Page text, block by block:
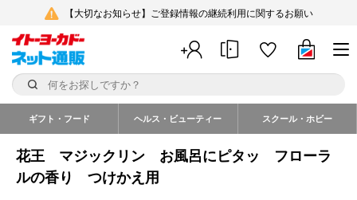
【大切なお知らせ】ご登録情報の継続利用に関するお願い
ギフト・フード ヘルス・ビューティー スクール・ホビー
花王 マジックリン お風呂にピタッ フローラ
ルの香り つけかえ用